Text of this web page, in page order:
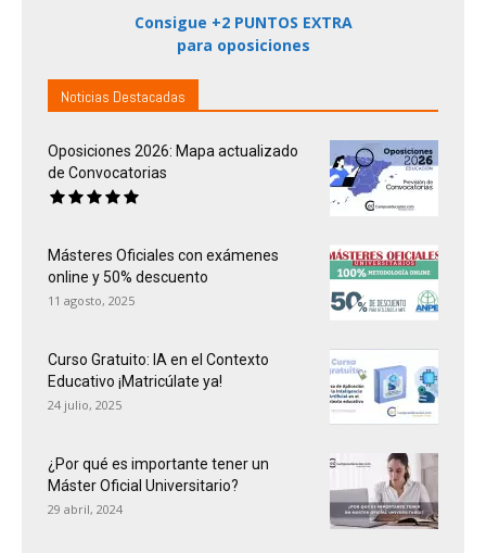
Consigue +2 PUNTOS EXTRA
para oposiciones
Noticias Destacadas
Oposiciones 2026: Mapa actualizado
de Convocatorias
Másteres Oficiales con exámenes
online y 50% descuento
11 agosto, 2025
Curso Gratuito: IA en el Contexto
Educativo ¡Matricúlate ya!
24 julio, 2025
¿Por qué es importante tener un
Máster Oficial Universitario?
29 abril, 2024